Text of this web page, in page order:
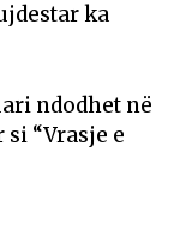
ka
ndodhet në
“Vrasje e